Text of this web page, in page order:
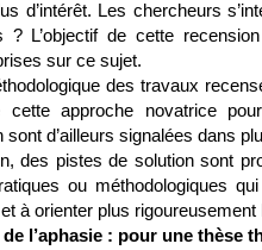
d’intérêt. Les chercheurs
? L’objectif de cette
sur ce sujet.
des travaux
approche novatrice
sont d’ailleurs signalées dans
des pistes de solution sont
ou méthodologiques
à orienter plus
l’aphasie : pour une thèse